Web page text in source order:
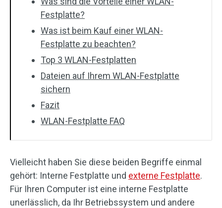
Festplatte?
Was ist beim Kauf einer WLAN-
Festplatte zu beachten?
Top 3 WLAN-Festplatten
Dateien auf Ihrem WLAN-Festplatte
sichern
Fazit
WLAN-Festplatte FAQ
Vielleicht haben Sie diese beiden Begriffe einmal
gehört: Interne Festplatte und externe Festplatte.
Für Ihren Computer ist eine interne Festplatte
unerlässlich, da Ihr Betriebssystem und andere